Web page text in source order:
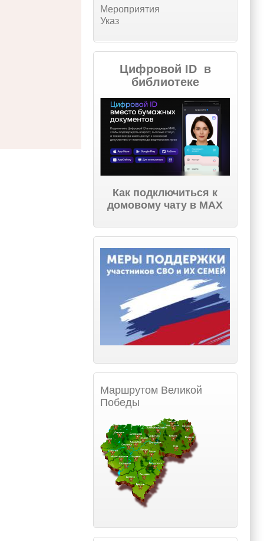
Мероприятия
Указ
Цифровой ID в
библиотеке
Как подключиться к
домовому чату в МАХ
Маршрутом Великой
Победы